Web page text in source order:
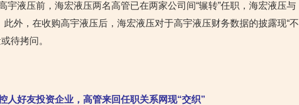
宇液压前，海宏液压两名高管已在两家公司间“辗转”任职，海宏液压与
此外，在收购高宇液压后，海宏液压对于高宇液压财务数据的披露现“不
待拷问。
人好友投资企业，高管来回任职关系网现“交织”